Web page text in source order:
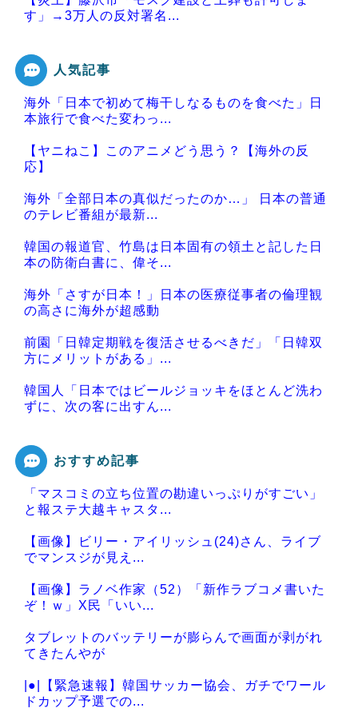
す」→3万人の反対署名...
Powered by livedoor 相互RSS
人気記事
海外「日本で初めて梅干しなるものを食べた」日
本旅行で食べた変わっ...
【ヤニねこ】このアニメどう思う？【海外の反
応】
海外「全部日本の真似だったのか…」 日本の普通
のテレビ番組が最新...
韓国の報道官、竹島は日本固有の領土と記した日
本の防衛白書に、偉そ...
海外「さすが日本！」日本の医療従事者の倫理観
の高さに海外が超感動
前園「日韓定期戦を復活させるべきだ」「日韓双
方にメリットがある」...
韓国人「日本ではビールジョッキをほとんど洗わ
ずに、次の客に出すん...
Powered by livedoor 相互RSS
おすすめ記事
「マスコミの立ち位置の勘違いっぷりがすごい」
と報ステ大越キャスタ...
【画像】ビリー・アイリッシュ(24)さん、ライブ
でマンスジが見え...
【画像】ラノベ作家（52）「新作ラブコメ書いた
ぞ！ｗ」X民「いい...
タブレットのバッテリーが膨らんで画面が剥がれ
てきたんやが
|●|【緊急速報】韓国サッカー協会、ガチでワール
ドカップ予選での...